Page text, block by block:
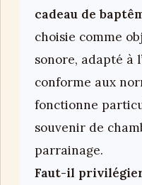
cadeau de
choisie comme
sonore, adapté à
conforme aux
fonctionne
souvenir de
parrainage.
Faut-il